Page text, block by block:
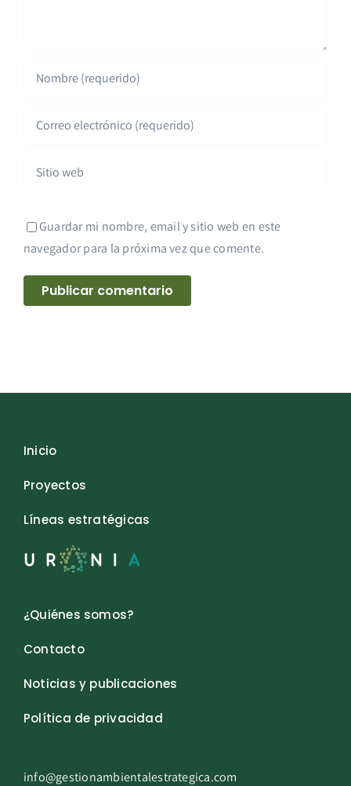
Guardar mi nombre, email y sitio web en este
navegador para la próxima vez que comente.
Inicio
Proyectos
Líneas estratégicas
¿Quiénes somos?
Contacto
Noticias y publicaciones
Política de privacidad
info@gestionambientalestrategica.com